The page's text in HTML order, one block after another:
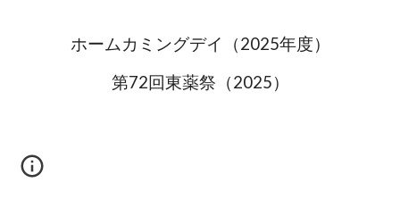
ホームカミングデイ（2025年度）
第72回東薬祭 （2025）